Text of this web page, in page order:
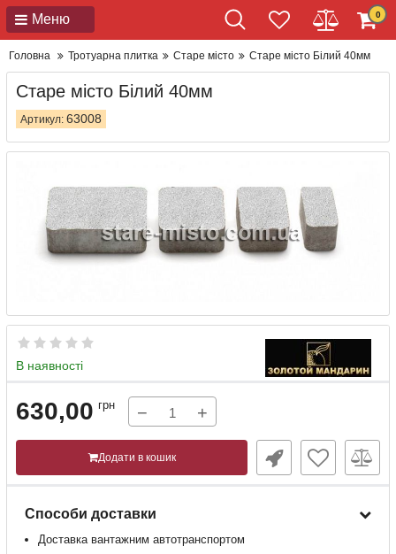
Меню 0
Головна Тротуарна плитка Старе місто Старе місто Білий 40мм
Старе місто Білий 40мм
Артикул: 63008
В наявності
630,00 грн − +
Додати в кошик
Способи доставки
Доставка вантажним автотранспортом